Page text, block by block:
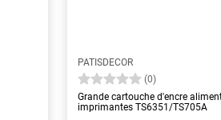
PATISDECOR
(0)
Grande cartouche d'encre
imprimantes TS6351/TS705A